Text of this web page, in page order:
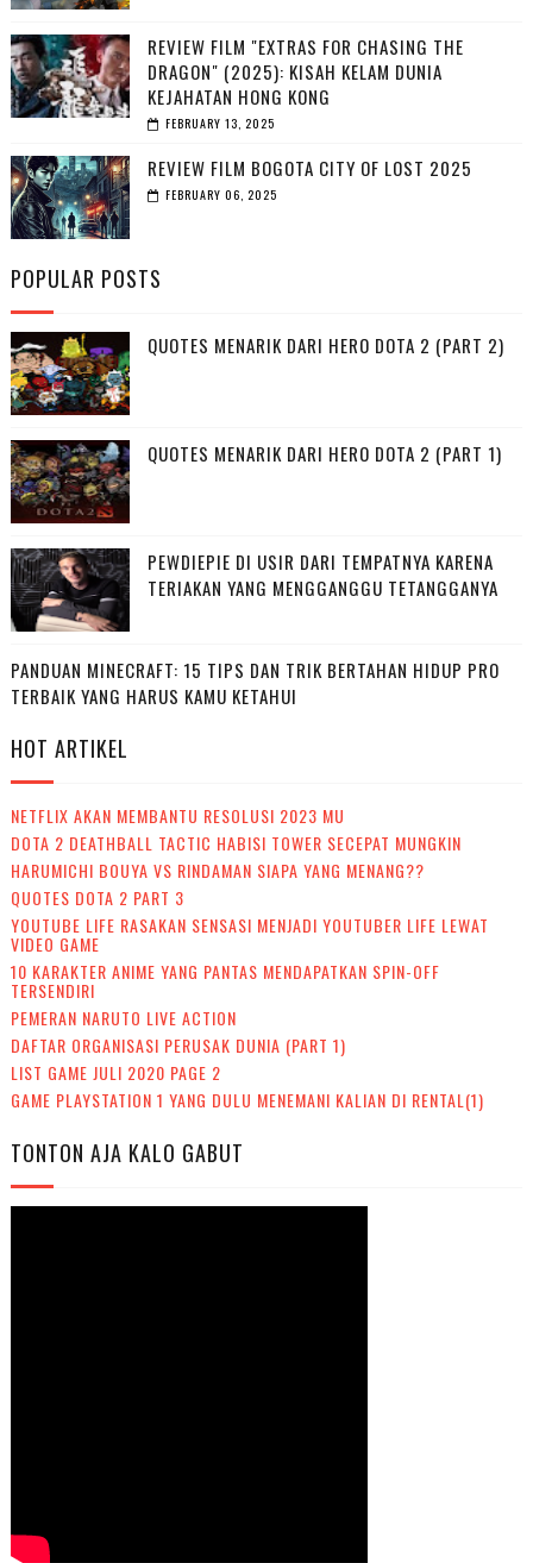
REVIEW FILM "EXTRAS FOR CHASING THE
DRAGON" (2025): KISAH KELAM DUNIA
KEJAHATAN HONG KONG
FEBRUARY 13, 2025
REVIEW FILM BOGOTA CITY OF LOST 2025
FEBRUARY 06, 2025
POPULAR POSTS
QUOTES MENARIK DARI HERO DOTA 2 (PART 2)
QUOTES MENARIK DARI HERO DOTA 2 (PART 1)
PEWDIEPIE DI USIR DARI TEMPATNYA KARENA
TERIAKAN YANG MENGGANGGU TETANGGANYA
PANDUAN MINECRAFT: 15 TIPS DAN TRIK BERTAHAN HIDUP PRO
TERBAIK YANG HARUS KAMU KETAHUI
HOT ARTIKEL
NETFLIX AKAN MEMBANTU RESOLUSI 2023 MU
DOTA 2 DEATHBALL TACTIC HABISI TOWER SECEPAT MUNGKIN
HARUMICHI BOUYA VS RINDAMAN SIAPA YANG MENANG??
QUOTES DOTA 2 PART 3
YOUTUBE LIFE RASAKAN SENSASI MENJADI YOUTUBER LIFE LEWAT
VIDEO GAME
10 KARAKTER ANIME YANG PANTAS MENDAPATKAN SPIN-OFF
TERSENDIRI
PEMERAN NARUTO LIVE ACTION
DAFTAR ORGANISASI PERUSAK DUNIA (PART 1)
LIST GAME JULI 2020 PAGE 2
GAME PLAYSTATION 1 YANG DULU MENEMANI KALIAN DI RENTAL(1)
TONTON AJA KALO GABUT